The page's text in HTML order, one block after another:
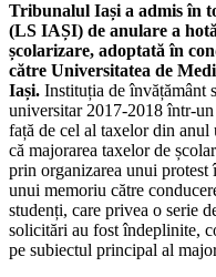
Tribunalul Iași a admis în
(LS IAȘI) de anulare a
școlarizare, adoptată în
către Universitatea de
Iași. Instituția de învățământ
universitar 2017-2018 într-
față de cel al taxelor din
că majorarea taxelor de
prin organizarea unui
unui memoriu către
studenți, care privea o serie
solicitări au fost îndeplinite,
pe subiectul principal al